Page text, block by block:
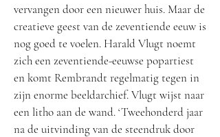
vervangen door een nieuwer huis. Maar de
creatieve geest van de zeventiende eeuw is
nog goed te voelen. Harald Vlugt noemt
zich een zeventiende-eeuwse popartiest
en komt Rembrandt regelmatig tegen in
zijn enorme beeldarchief. Vlugt wijst naar
een litho aan de wand. ‘Tweehonderd jaar
na de uitvinding van de steendruk door